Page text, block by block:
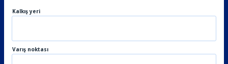
Kalkış yeri
Varış noktası